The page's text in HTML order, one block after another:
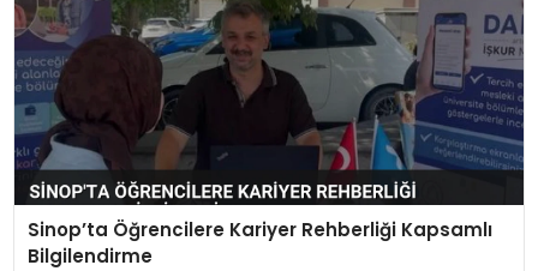
Sinop’ta Öğrencilere Kariyer Rehberliği Kapsamlı
Bilgilendirme